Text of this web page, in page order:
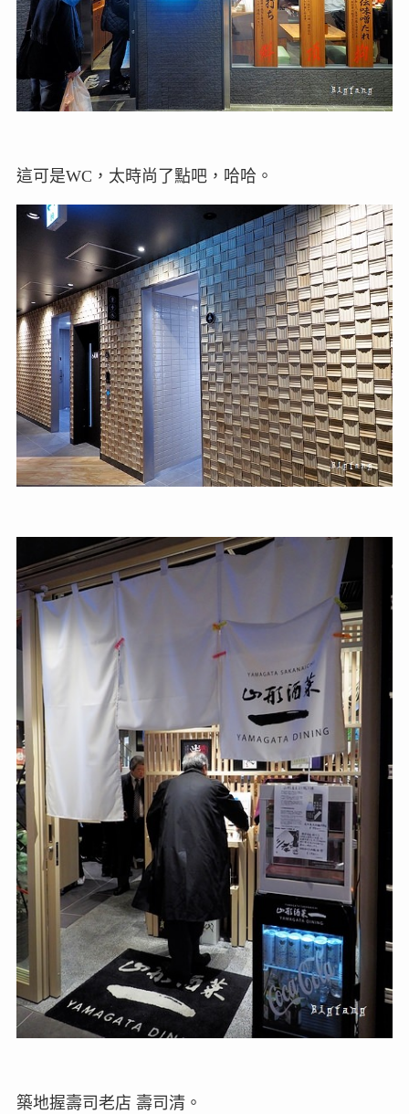
這可是WC，太時尚了點吧，哈哈。
築地握壽司老店 壽司清。